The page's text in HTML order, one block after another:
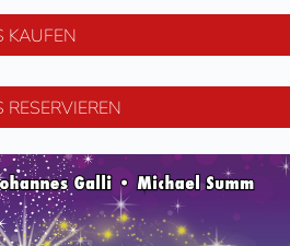
KAUFEN
RESERVIEREN